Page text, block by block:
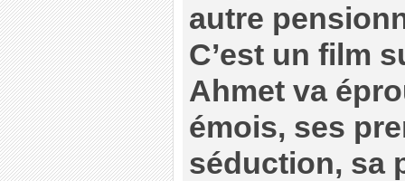
autre
C’est un film
Ahmet va
émois, ses
séduction, sa